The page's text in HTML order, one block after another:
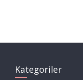
Kategoriler